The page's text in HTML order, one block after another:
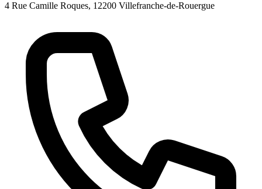
4 Rue Camille Roques, 12200 Villefranche-de-Rouergue